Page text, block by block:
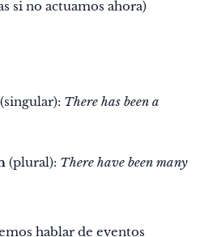
si no actuamos ahora)
(singular): There has been a
(plural): There have been many
hablar de eventos